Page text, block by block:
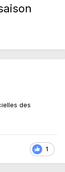
des
1